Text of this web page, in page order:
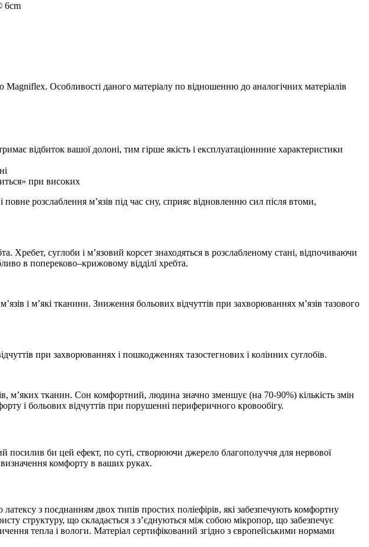
6cm
Особливості даного матеріалу по відношенню до аналогічних матеріалів
відбиток вашої долоні, тим гірше якість і експлуатаціоннние характеристики
при високих
розслаблення м’язів під час сну, сприяє відновленню сил після втоми,
Хребет, суглоби і м’язовий корсет знаходяться в розслабленому стані, відпочиваючи
в попереково–крижовому відділі хребта.
і м’які тканини. Зниження больових відчуттів при захворюваннях м’язів тазового
при захворюваннях і пошкодженнях тазостегнових і колінних суглобів.
м’яких тканин. Сон комфортний, людина значно зменшує (на 70-90%) кількість змін
і больових відчуттів при порушенні периферичного кровообігу.
посилив би цей ефект, по суті, створюючи джерело благополуччя для нервової
комфорту в ваших руках.
з поєднанням двох типів простих поліефірів, які забезпечують комфортну
структуру, що складається з з’єднуються між собою мікропор, що забезпечує
тепла і вологи. Матеріал сертифікований згідно з європейськими нормами